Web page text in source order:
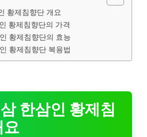
황제침향단 개요
황제침향단의 가격
황제침향단의 효능
황제침향단 복용법
한삼인 황제침
요